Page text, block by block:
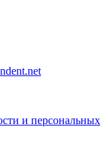
и персональных